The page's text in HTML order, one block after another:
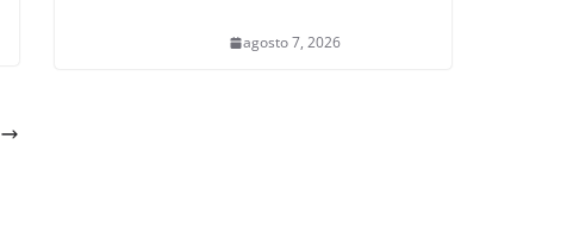
agosto 7, 2026